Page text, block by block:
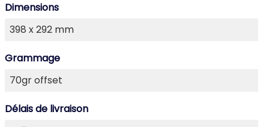
Dimensions
Grammage
Délais de livraison